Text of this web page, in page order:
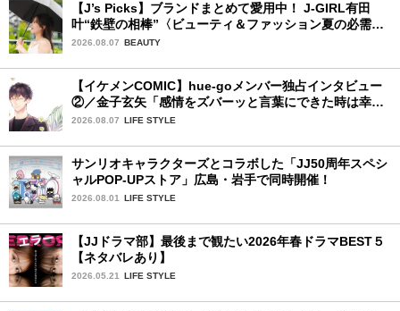
【J’s Picks】ブランドまとめて愛用中！ J-GIRL有田
叶“鉄壁の相棒”〈ビューティ＆ファッション夏の必需
品〉
2026.08.07 BEAUTY
【イケメンCOMIC】hue-goメンバー独占インタビュー
②／金子玄矢「感情をズバーッと言葉にできた時は幸
せ〜」
2026.08.07 LIFE STYLE
サンリオキャラクターズとコラボした「JJ50周年スペシ
ャルPOP-UPストア」広島・岩手で同時開催！
2026.08.01 LIFE STYLE
【JJドラマ部】最後まで観たい2026年春ドラマBEST５
【ネタバレあり】
2026.05.21 LIFE STYLE